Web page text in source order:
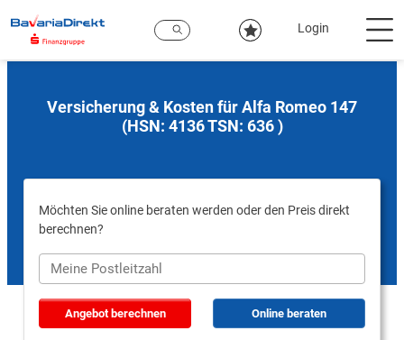
Hauptinhalt
Login
Versicherung & Kosten für Alfa Romeo 147
(HSN: 4136 TSN: 636 )
Möchten Sie online beraten werden oder den Preis direkt
berechnen?
Angebot berechnen Online beraten